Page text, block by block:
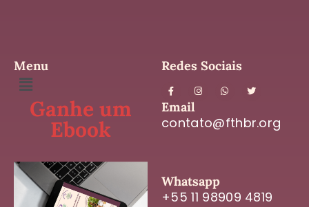
Menu
Ganhe um
Ebook
Redes Sociais
Email
contato@fthbr.org
Whatsapp
+55 11 98909 4819